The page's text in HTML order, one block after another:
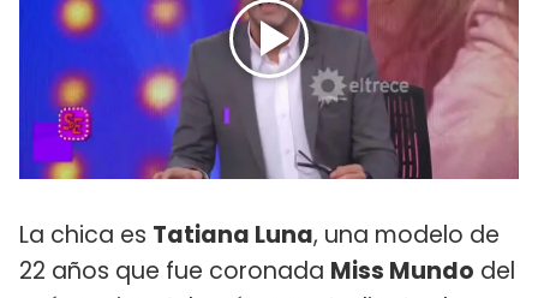
La chica es Tatiana Luna, una modelo de
22 años que fue coronada Miss Mundo del